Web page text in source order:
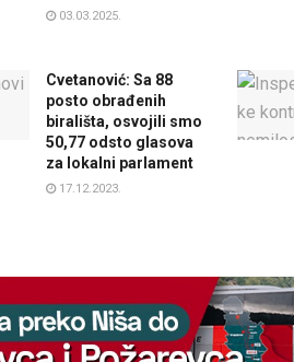
03.03.2025.
Cvetanović: Sa 88
posto obrađenih
birališta, osvojili smo
50,77 odsto glasova
za lokalni parlament
17.12.2023.